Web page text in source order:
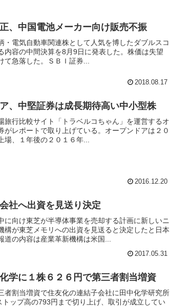
、中国電池メーカー向け販売不振
電気自動車関連株として人気を博したダブルスコ
容の中間決算を8月9日に発表した。株価は失望
急落した。ＳＢＩ証券...
2018.08.17
、中堅証券は成長期待高い中小型株
行比較サイト「トラベルコちゃん」を運営するオ
レポートで取り上げている。オープンドアは２０
、１年後の２０１６年...
2016.12.20
社へ出資を見送り決定
向け東芝が半導体事業を売却する計画に新しいニ
構が東芝メモリへの出資を見送ると決定したと日本
道の内容は産業革新機構は米国...
2017.05.31
学に１株６２６円で第三者割当増資
者割当増資で住友化の連結子会社に田中化学研究所
ップ高の793円まで切り上げ、取引が成立してい